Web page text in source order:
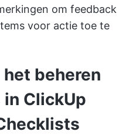
om feedback
voor actie toe te
beheren
ClickUp